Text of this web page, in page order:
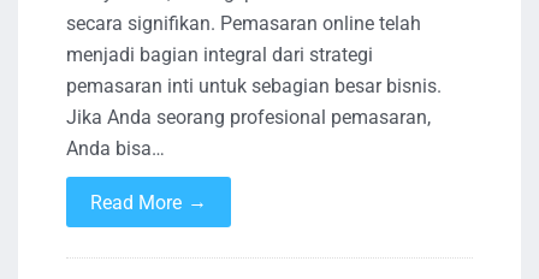
secara signifikan. Pemasaran online telah
menjadi bagian integral dari strategi
pemasaran inti untuk sebagian besar bisnis.
Jika Anda seorang profesional pemasaran,
Anda bisa…
Read More →